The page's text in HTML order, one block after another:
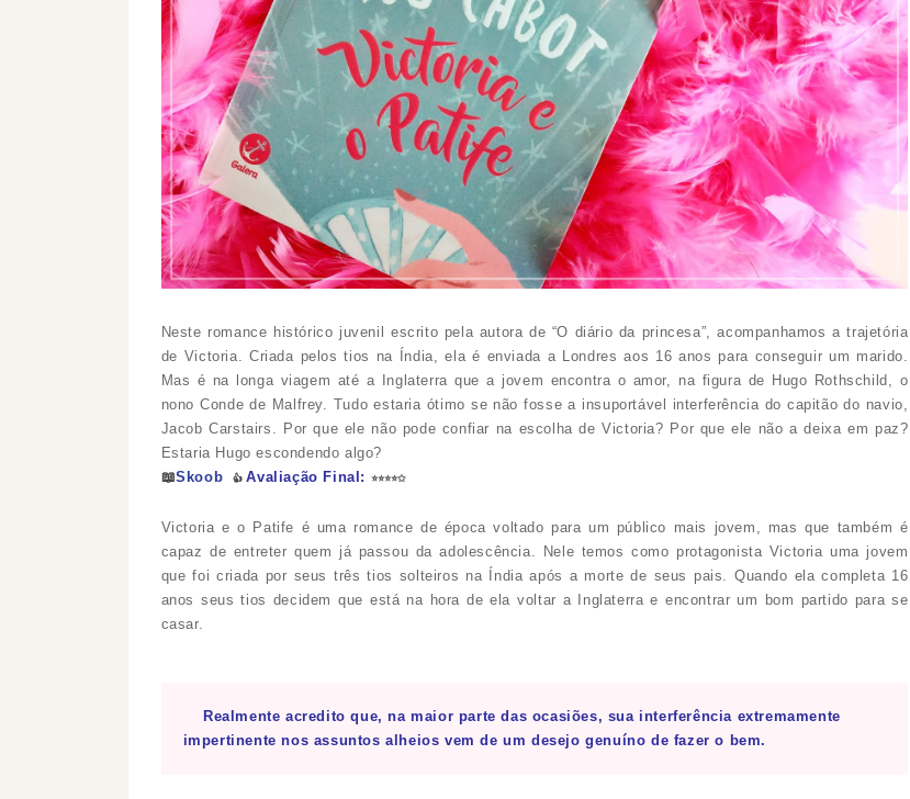
Neste romance histórico juvenil escrito pela autora de “O diário da princesa”, acompanhamos a trajetória
de Victoria. Criada pelos tios na Índia, ela é enviada a Londres aos 16 anos para conseguir um marido.
Mas é na longa viagem até a Inglaterra que a jovem encontra o amor, na figura de Hugo Rothschild, o
nono Conde de Malfrey. Tudo estaria ótimo se não fosse a insuportável interferência do capitão do navio,
Jacob Carstairs. Por que ele não pode confiar na escolha de Victoria? Por que ele não a deixa em paz?
Estaria Hugo escondendo algo?
📖Skoob 👍Avaliação Final: ⭐⭐⭐⭐✩
Victoria e o Patife é uma romance de época voltado para um público mais jovem, mas que também é
capaz de entreter quem já passou da adolescência. Nele temos como protagonista Victoria uma jovem
que foi criada por seus três tios solteiros na Índia após a morte de seus pais. Quando ela completa 16
anos seus tios decidem que está na hora de ela voltar a Inglaterra e encontrar um bom partido para se
casar.
Realmente acredito que, na maior parte das ocasiões, sua interferência extremamente
impertinente nos assuntos alheios vem de um desejo genuíno de fazer o bem.